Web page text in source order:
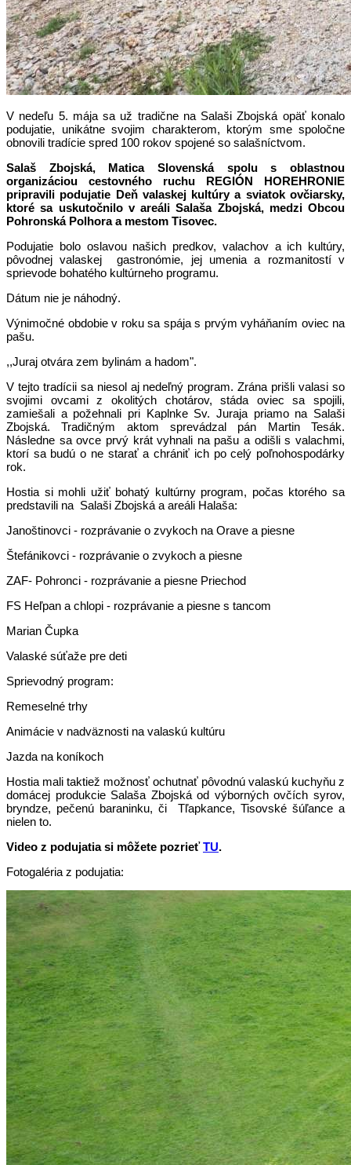
V nedeľu 5. mája sa už tradične na Salaši Zbojská opäť konalo
podujatie, unikátne svojim charakterom, ktorým sme spoločne
obnovili tradície spred 100 rokov spojené so salašníctvom.
Salaš Zbojská, Matica Slovenská spolu s oblastnou
organizáciou cestovného ruchu REGIÓN HOREHRONIE
pripravili podujatie Deň valaskej kultúry a sviatok ovčiarsky,
ktoré sa uskutočnilo v areáli Salaša Zbojská, medzi Obcou
Pohronská Polhora a mestom Tisovec.
Podujatie bolo oslavou našich predkov, valachov a ich kultúry,
pôvodnej valaskej gastronómie, jej umenia a rozmanitostí v
sprievode bohatého kultúrneho programu.
Dátum nie je náhodný.
Výnimočné obdobie v roku sa spája s prvým vyháňaním oviec na
pašu.
,,Juraj otvára zem bylinám a hadom".
V tejto tradícii sa niesol aj nedeľný program. Zrána prišli valasi so
svojimi ovcami z okolitých chotárov, stáda oviec sa spojili,
zamiešali a požehnali pri Kaplnke Sv. Juraja priamo na Salaši
Zbojská. Tradičným aktom sprevádzal pán Martin Tesák.
Následne sa ovce prvý krát vyhnali na pašu a odišli s valachmi,
ktorí sa budú o ne starať a chrániť ich po celý poľnohospodárky
rok.
Hostia si mohli užiť bohatý kultúrny program, počas ktorého sa
predstavili na Salaši Zbojská a areáli Halaša:
Janoštinovci - rozprávanie o zvykoch na Orave a piesne
Štefánikovci - rozprávanie o zvykoch a piesne
ZAF- Pohronci - rozprávanie a piesne Priechod
FS Heľpan a chlopi - rozprávanie a piesne s tancom
Marian Čupka
Valaské súťaže pre deti
Sprievodný program:
Remeselné trhy
Animácie v nadväznosti na valaskú kultúru
Jazda na koníkoch
Hostia mali taktiež možnosť ochutnať pôvodnú valaskú kuchyňu z
domácej produkcie Salaša Zbojská od výborných ovčích syrov,
bryndze, pečenú baraninku, či Tľapkance, Tisovské šúľance a
nielen to.
Video z podujatia si môžete pozrieťTU.
Fotogaléria z podujatia: